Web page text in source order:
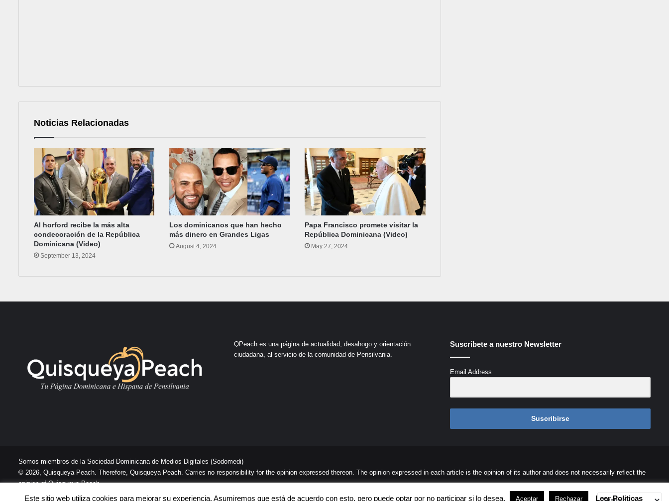
Noticias Relacionadas
Al horford recibe la más alta
condecoración de la República
Dominicana (Video)
September 13, 2024
Los dominicanos que han hecho
más dinero en Grandes Ligas
August 4, 2024
Papa Francisco promete visitar la
República Dominicana (Video)
May 27, 2024
QPeach es una página de actualidad, desahogo y orientación
ciudadana, al servicio de la comunidad de Pensilvania.
Suscríbete a nuestro Newsletter
Email Address
Suscribirse
Somos miembros de la Sociedad Dominicana de Medios Digitales (Sodomedi)
© 2026, Quisqueya Peach. Therefore, Quisqueya Peach. Carries no responsibility for the opinion expressed thereon. The opinion expressed in each article is the opinion of its author and does not necessarily reflect the
opinion of Quisqueya Peach .
Desarrollada por Palaeli Studio
Contacto Cookies Términos de Uso
Este sitio web utiliza cookies para mejorar su experiencia. Asumiremos que está de acuerdo con esto, pero puede optar por no participar si lo desea. Aceptar Rechazar Leer Politicas